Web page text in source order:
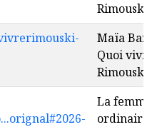
Rimouski
Maïa
Quoi
Rimouski
La femme
ordinaire